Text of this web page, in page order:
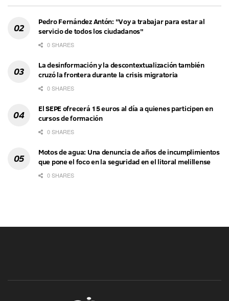
Pedro Fernández Antón: "Voy a trabajar para estar al
servicio de todos los ciudadanos"
0 SHARES
La desinformación y la descontextualización también
cruzó la frontera durante la crisis migratoria
0 SHARES
El SEPE ofrecerá 15 euros al día a quienes participen en
cursos de formación
0 SHARES
Motos de agua: Una denuncia de años de incumplimientos
que pone el foco en la seguridad en el litoral melillense
0 SHARES